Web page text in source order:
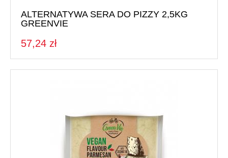
ALTERNATYWA SERA DO PIZZY 2,5KG
GREENVIE
57,24 zł